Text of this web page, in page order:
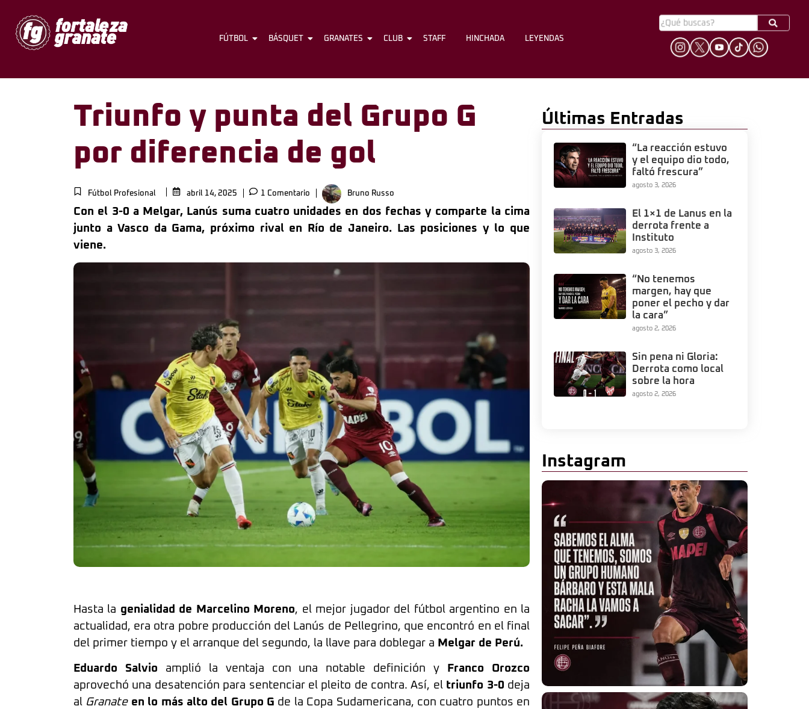
FÚTBOL BÁSQUET GRANATES CLUB STAFF HINCHADA
FÚTBOL BÁSQUET GRANATES CLUB STAFF HINCHADA LEYENDAS
Triunfo y punta del Grupo G
por diferencia de gol
Fútbol Profesional abril 14, 2025 1 Comentario Bruno Russo
Con el 3-0 a Melgar, Lanús suma cuatro unidades en dos fechas y comparte la cima
junto a Vasco da Gama, próximo rival en Río de Janeiro. Las posiciones y lo que
viene.
Hasta la genialidad de Marcelino Moreno, el mejor jugador del fútbol argentino en la
actualidad, era otra pobre producción del Lanús de Pellegrino, que encontró en el final
del primer tiempo y el arranque del segundo, la llave para doblegar a Melgar de Perú.
Eduardo Salvio amplió la ventaja con una notable definición y
Franco Orozco
aprovechó una desatención para sentenciar el pleito de contra. Así, eltriunfo 3-0 deja
al Granate en lo más alto del Grupo G de la Copa Sudamericana, con cuatro puntos en
Últimas Entradas
“La reacción estuvo
y el equipo dio todo,
faltó frescura”
agosto 3, 2026
El 1×1 de Lanus en la
derrota frente a
Instituto
agosto 3, 2026
“No tenemos
margen, hay que
poner el pecho y dar
la cara”
agosto 2, 2026
Sin pena ni Gloria:
Derrota como local
sobre la hora
agosto 2, 2026
Instagram